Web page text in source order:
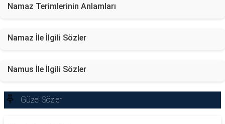
Namaz Terimlerinin Anlamları
Namaz İle İlgili Sözler
Namus İle İlgili Sözler
Güzel Sözler